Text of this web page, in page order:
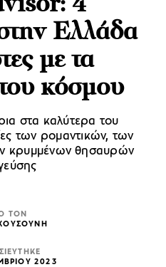
4
Ελλάδα
με τα
κόσμου
στα καλύτερα του
των ρομαντικών, των
κρυμμένων θησαυρών
ΤΟΝ
2023